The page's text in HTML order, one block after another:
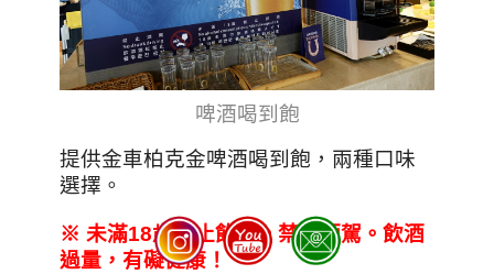
啤酒喝到飽
提供金車柏克金啤酒喝到飽，兩種口味
選擇。
※ 未滿18歲禁止飲酒。禁止酒駕。飲酒
過量 ， 有礙健康 ！